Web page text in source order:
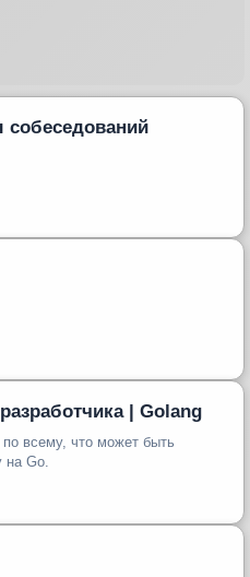
| Golang
всему, что может быть
на Go.